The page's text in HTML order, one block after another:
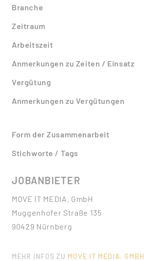
Branche
Zeitraum
Arbeitszeit
Anmerkungen zu Zeiten / Einsatz
Vergütung
Anmerkungen zu Vergütungen
Form der Zusammenarbeit
Stichworte / Tags
JOBANBIETER
MOVE IT MEDIA. GmbH
Muggenhofer Straße 135
90429 Nürnberg
MEHR INFOS ZU MOVE IT MEDIA. GMBH